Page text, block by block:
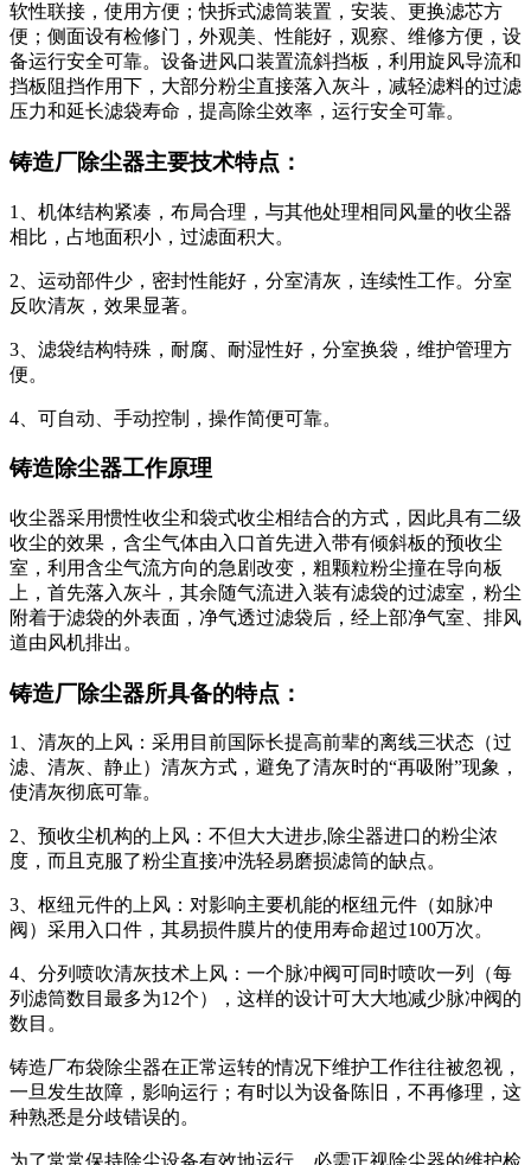
软性联接，使用方便；快拆式滤筒装置，安装、更换滤芯方
便；侧面设有检修门，外观美、性能好，观察、维修方便，设
备运行安全可靠。设备进风口装置流斜挡板，利用旋风导流和
挡板阻挡作用下，大部分粉尘直接落入灰斗，减轻滤料的过滤
压力和延长滤袋寿命，提高除尘效率，运行安全可靠。
铸造厂除尘器主要技术特点：
1、机体结构紧凑，布局合理，与其他处理相同风量的收尘器
相比，占地面积小，过滤面积大。
2、运动部件少，密封性能好，分室清灰，连续性工作。分室
反吹清灰，效果显著。
3、滤袋结构特殊，耐腐、耐湿性好，分室换袋，维护管理方
便。
4、可自动、手动控制，操作简便可靠。
铸造除尘器工作原理
收尘器采用惯性收尘和袋式收尘相结合的方式，因此具有二级
收尘的效果，含尘气体由入口首先进入带有倾斜板的预收尘
室，利用含尘气流方向的急剧改变，粗颗粒粉尘撞在导向板
上，首先落入灰斗，其余随气流进入装有滤袋的过滤室，粉尘
附着于滤袋的外表面，净气透过滤袋后，经上部净气室、排风
道由风机排出。
铸造厂除尘器所具备的特点：
1、清灰的上风：采用目前国际长提高前辈的离线三状态（过
滤、清灰、静止）清灰方式，避免了清灰时的“再吸附”现象，
使清灰彻底可靠。
2、预收尘机构的上风：不但大大进步,除尘器进口的粉尘浓
度，而且克服了粉尘直接冲洗轻易磨损滤筒的缺点。
3、枢纽元件的上风：对影响主要机能的枢纽元件（如脉冲
阀）采用入口件，其易损件膜片的使用寿命超过100万次。
4、分列喷吹清灰技术上风：一个脉冲阀可同时喷吹一列（每
列滤筒数目最多为12个），这样的设计可大大地减少脉冲阀的
数目。
铸造厂布袋除尘器在正常运转的情况下维护工作往往被忽视，
一旦发生故障，影响运行；有时以为设备陈旧，不再修理，这
种熟悉是分歧错误的。